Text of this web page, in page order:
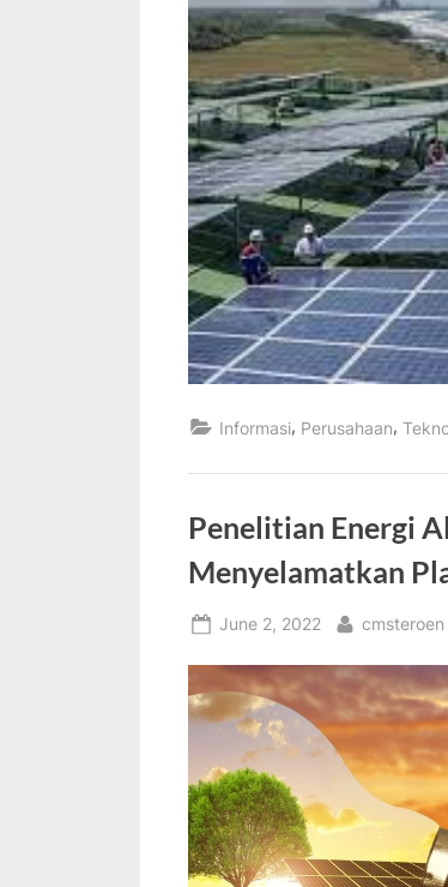
Informasi, Perusahaan,
Penelitian Energi
Menyelamatkan
Posted
June 2, 2022 By
cmsteroen